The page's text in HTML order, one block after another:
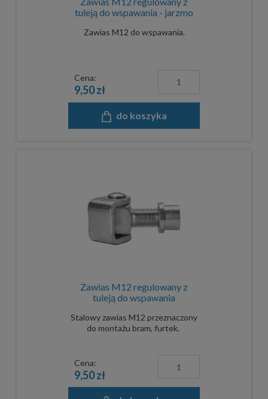
tuleją do wspawania - jarzmo
bez ocynku
Zawias M12 do wspawania.
Cena:
9,50 zł
do koszyka
Zawias M12 regulowany z
tuleją do wspawania
Stalowy zawias M12 przeznaczony
do montażu bram, furtek.
Cena:
9,50 zł